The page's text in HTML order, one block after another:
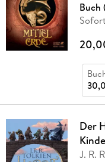
Buch
Der
J. R.